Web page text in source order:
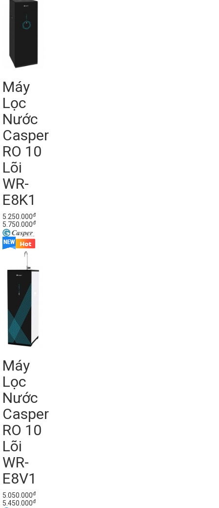
Máy
Lọc
Nước
Casper
RO 10
Lõi
WR-
E8K1
5.250.000đ
5.750.000đ
Máy
Lọc
Nước
Casper
RO 10
Lõi
WR-
E8V1
5.050.000đ
5.450.000đ